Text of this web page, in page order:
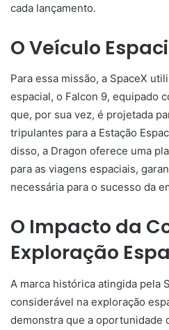
cada lançamento.
O Veículo
Para essa missão, a SpaceX
espacial, o Falcon 9, equipado
que, por sua vez, é projetada
tripulantes para a Estação
disso, a Dragon oferece uma
para as viagens espaciais,
necessária para o sucesso da
O Impacto da
Exploração
A marca histórica atingida pela
considerável na exploração
demonstra que a oportunidade